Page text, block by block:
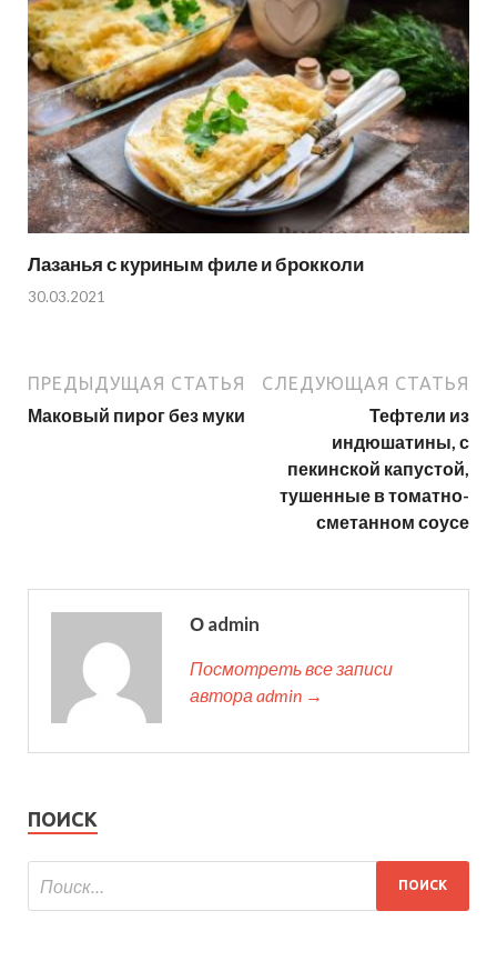
Лазанья с куриным филе и брокколи
30.03.2021
ПРЕДЫДУЩАЯ СТАТЬЯ
Маковый пирог без муки
СЛЕДУЮЩАЯ СТАТЬЯ
Тефтели из
индюшатины, с
пекинской капустой,
тушенные в томатно-
сметанном соусе
О admin
Посмотреть все записи
автора admin →
ПОИСК